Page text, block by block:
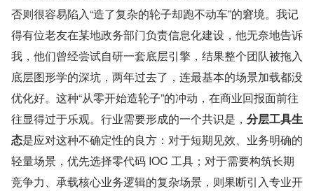
否则很容易陷入“造了复杂的轮子却跑不动车”的窘境。我记
得有位老友在某地政务部门负责信息化建设，他无奈地告诉
我，他们曾经尝试自研一套底层引擎，结果整个团队被拖入
底层图形学的深坑，两年过去了，连最基本的场景加载都没
优化好。这种“从零开始造轮子”的冲动，在商业回报面前往
往显得过于乐观。行业需要形成的一个共识是， 分层工具生
态是应对这种不确定性的良方：对于短期见效、业务明确的
轻量场景，优先选择零代码 IOC 工具；对于需要构筑长期
竞争力、承载核心业务逻辑的复杂场景，则果断引入专业开